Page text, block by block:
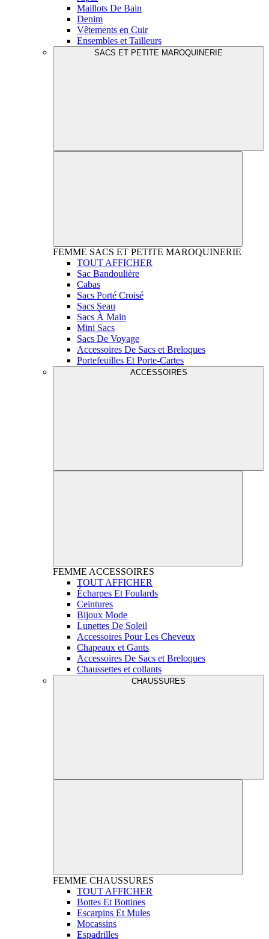
Maillots De Bain
Denim
Vêtements en Cuir
Ensembles et Tailleurs
SACS ET PETITE MAROQUINERIE
FEMME SACS ET PETITE MAROQUINERIE
TOUT AFFICHER
Sac Bandoulière
Cabas
Sacs Porté Croisé
Sacs Seau
Sacs À Main
Mini Sacs
Sacs De Voyage
Accessoires De Sacs et Breloques
Portefeuilles Et Porte-Cartes
ACCESSOIRES
FEMME ACCESSOIRES
TOUT AFFICHER
Écharpes Et Foulards
Ceintures
Bijoux Mode
Lunettes De Soleil
Accessoires Pour Les Cheveux
Chapeaux et Gants
Accessoires De Sacs et Breloques
Chaussettes et collants
CHAUSSURES
FEMME CHAUSSURES
TOUT AFFICHER
Bottes Et Bottines
Escarpins Et Mules
Mocassins
Espadrilles